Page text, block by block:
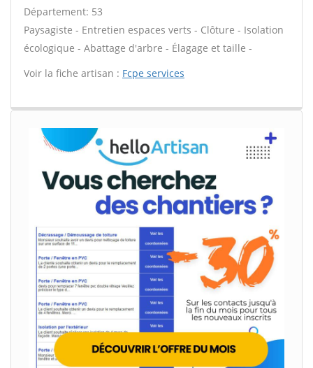
Département: 53
Paysagiste - Entretien espaces verts - Clôture - Isolation
écologique - Abattage d'arbre - Élagage et taille -
Voir la fiche artisan : Fcpe services